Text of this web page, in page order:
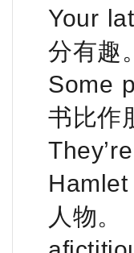
Your
分有趣。
Some
书比作
人物。